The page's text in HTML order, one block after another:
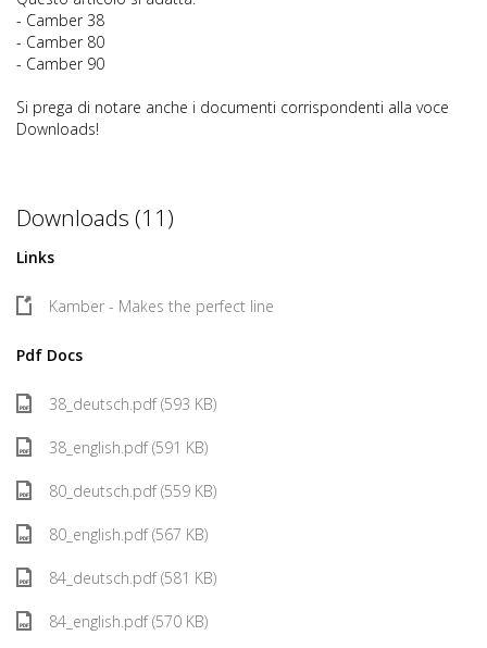
- Camber 38
- Camber 80
- Camber 90
Si prega di notare anche i documenti corrispondenti alla voce
Downloads!
Downloads (11)
Links
Kamber - Makes the perfect line
Pdf Docs
38_deutsch.pdf (593 KB)
38_english.pdf (591 KB)
80_deutsch.pdf (559 KB)
80_english.pdf (567 KB)
84_deutsch.pdf (581 KB)
84_english.pdf (570 KB)